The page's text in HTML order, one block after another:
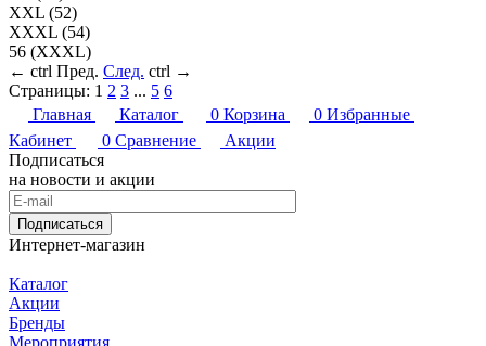
XXL (52)
XXXL (54)
56 (XXXL)
← ctrl Пред. След. ctrl →
Страницы: 1 2 3 ... 5 6
Главная
Каталог 0 Корзина 0 Избранные
Кабинет
0 Сравнение
Акции
Подписаться
на новости и акции
Подписаться
Интернет-магазин
Каталог
Акции
Бренды
Мероприятия